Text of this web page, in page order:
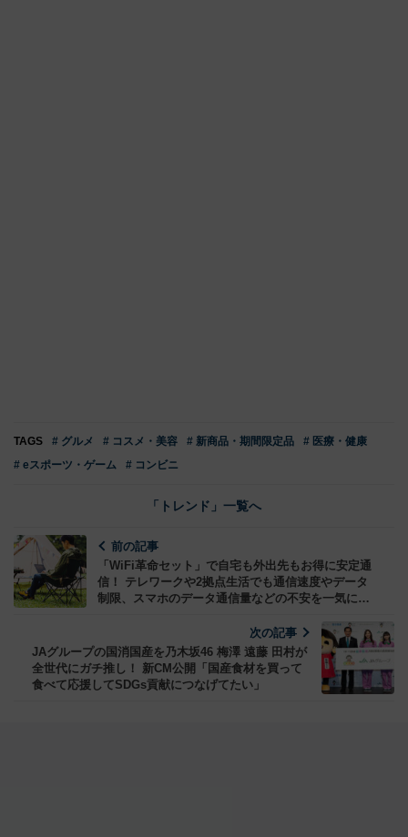
TAGS # グルメ # コスメ・美容 # 新商品・期間限定品
# 医療・健康
# eスポーツ・ゲーム
# コンビニ
「トレンド」一覧へ
前の記事
「WiFi革命セット」で自宅も外出先もお得に安定通
信！ テレワークや2拠点生活でも通信速度やデータ
制限、スマホのデータ通信量などの不安を一気に解
次の記事
JAグループの国消国産を乃木坂46 梅澤 遠藤 田村が
全世代にガチ推し！ 新CM公開「国産食材を買って
食べて応援してSDGs貢献につなげてたい」